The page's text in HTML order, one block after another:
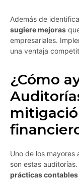
Además de
sugiere mejoras
empresariales.
una ventaja
¿Cómo
Uno de los mayores
son estas auditorías.
prácticas contables